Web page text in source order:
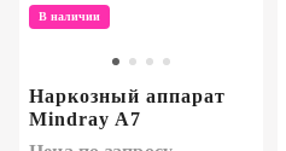
В наличии
Наркозный аппарат
Mindray A7